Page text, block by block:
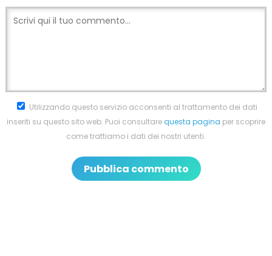
Utilizzando questo servizio acconsenti al trattamento dei dati
inseriti su questo sito web. Puoi consultarequesta pagina per scoprire
come trattiamo i dati dei nostri utenti.